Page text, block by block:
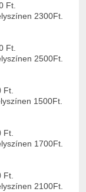
Ft.
2300Ft.
Ft.
2500Ft.
Ft.
1500Ft.
Ft.
1700Ft.
Ft.
2100Ft.